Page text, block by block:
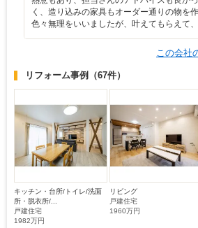
く、造り込みの家具もオーダー通りの物を
色々無理をいいましたが、叶えてもらえて
この会社
リフォーム事例 （67件）
キッチン・台所/トイレ/洗面
所・脱衣所/...
戸建住宅
1982万円
リビング
戸建住宅
1960万円